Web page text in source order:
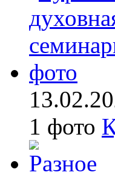
1 фото